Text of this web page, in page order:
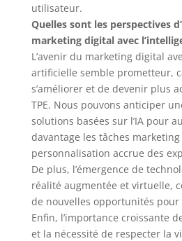
utilisateur.
Quelles sont les perspectives
marketing digital avec
L’avenir du marketing digital
artificielle semble prometteur,
s’améliorer et de devenir plus
TPE. Nous pouvons anticiper
solutions basées sur l’IA pour
davantage les tâches
personnalisation accrue des
De plus, l’émergence de
réalité augmentée et virtuelle,
de nouvelles opportunités pour
Enfin, l’importance croissante
et la nécessité de respecter la